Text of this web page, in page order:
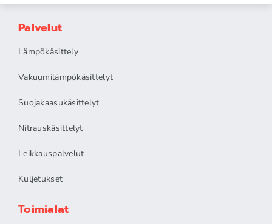
Palvelut
Lämpökäsittely
Vakuumilämpökäsittelyt
Suojakaasukäsittelyt
Nitrauskäsittelyt
Leikkauspalvelut
Kuljetukset
Toimialat